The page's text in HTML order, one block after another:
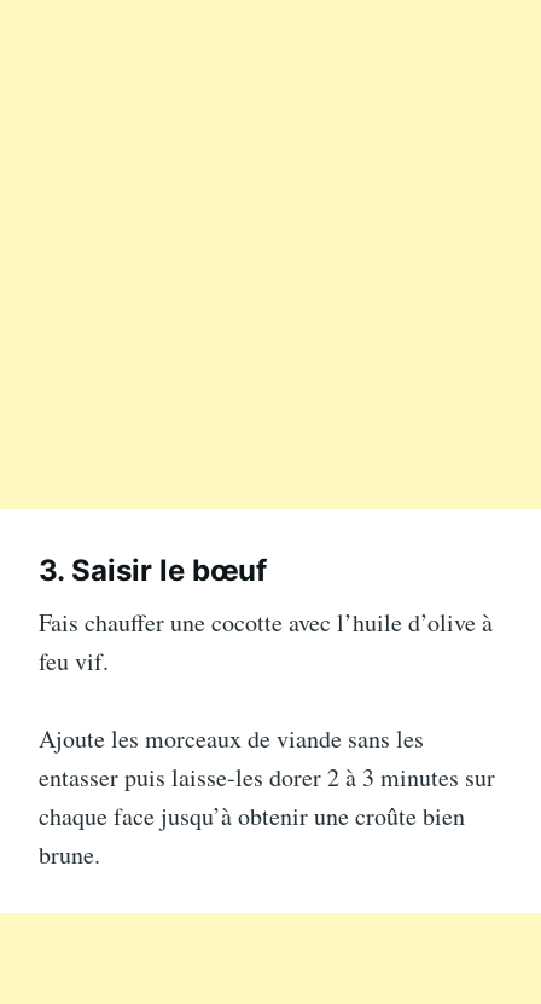
3. Saisir le bœuf
Fais chauffer une cocotte avec l’huile d’olive à
feu vif.
Ajoute les morceaux de viande sans les
entasser puis laisse-les dorer 2 à 3 minutes sur
chaque face jusqu’à obtenir une croûte bien
brune.